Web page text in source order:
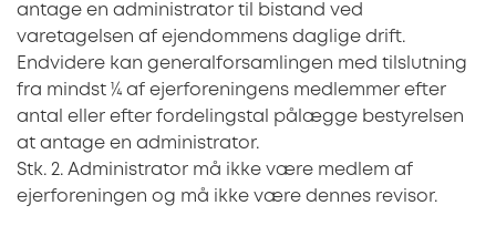
antage en administrator til bistand ved
varetagelsen af ejendommens daglige drift.
Endvidere kan generalforsamlingen med tilslutning
fra mindst ¼ af ejerforeningens medlemmer efter
antal eller efter fordelingstal pålægge bestyrelsen
at antage en administrator.
Stk. 2. Administrator må ikke være medlem af
ejerforeningen og må ikke være dennes revisor.